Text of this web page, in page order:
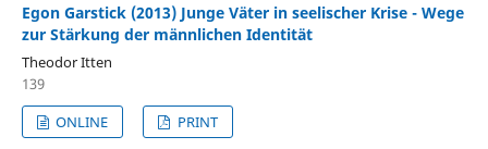
Egon Garstick (2013) Junge Väter in seelischer Krise - Wege
zur Stärkung der männlichen Identität
Theodor Itten
139
ONLINE
PRINT